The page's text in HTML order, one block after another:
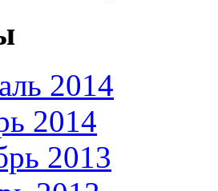
2014
2014
2013